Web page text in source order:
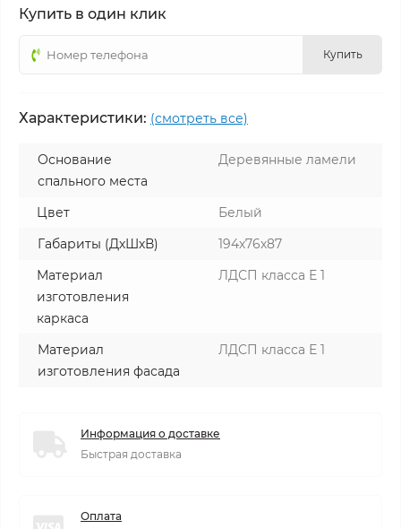
Купить в один клик
Купить
Характеристики: (смотреть все)
Основание
спального места
Деревянные ламели
Цвет
Белый
Габариты (ДхШхВ)
194х76х87
Материал
изготовления
каркаса
ЛДСП класса Е 1
Материал
изготовления фасада
ЛДСП класса Е 1
Информация о доставке
Быстрая доставка
Оплата